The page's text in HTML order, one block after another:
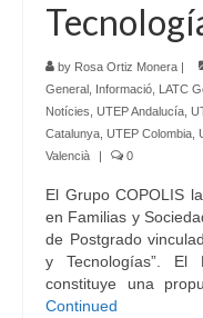
by Rosa Ortiz Monera |
General Informació LATC
Notícies UTEP Andalucía
Catalunya UTEP Colombia
Valencià
| 0
El Grupo COPOLIS
en Familias y
de Postgrado
y Tecnologías”. El
constituye una
Continued